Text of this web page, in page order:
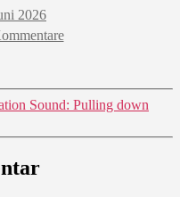
2026
zu
Dub
Sound: Pulling down